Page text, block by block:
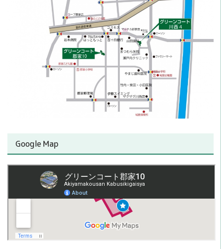
Google Map